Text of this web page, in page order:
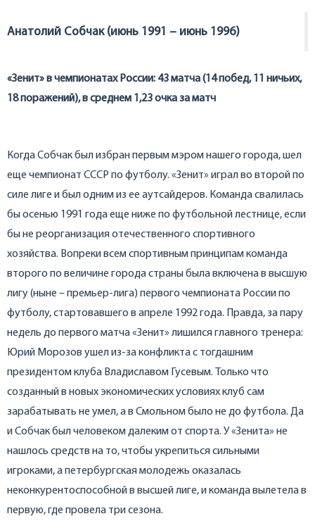
Анатолий Собчак (июнь 1991 – июнь 1996)
«Зенит» в чемпионатах России: 43 матча (14 побед, 11 ничьих,
18 поражений), в среднем 1,23 очка за матч
Когда Собчак был избран первым мэром нашего города, шел
еще чемпионат СССР по футболу. «Зенит» играл во второй по
силе лиге и был одним из ее аутсайдеров. Команда свалилась
бы осенью 1991 года еще ниже по футбольной лестнице, если
бы не реорганизация отечественного спортивного
хозяйства. Вопреки всем спортивным принципам команда
второго по величине города страны была включена в высшую
лигу (ныне – премьер-лига) первого чемпионата России по
футболу, стартовавшего в апреле 1992 года. Правда, за пару
недель до первого матча «Зенит» лишился главного тренера:
Юрий Морозов ушел из-за конфликта с тогдашним
президентом клуба Владиславом Гусевым. Только что
созданный в новых экономических условиях клуб сам
зарабатывать не умел, а в Смольном было не до футбола. Да
и Собчак был человеком далеким от спорта. У «Зенита» не
нашлось средств на то, чтобы укрепиться сильными
игроками, а петербургская молодежь оказалась
неконкурентоспособной в высшей лиге, и команда вылетела в
первую, где провела три сезона.